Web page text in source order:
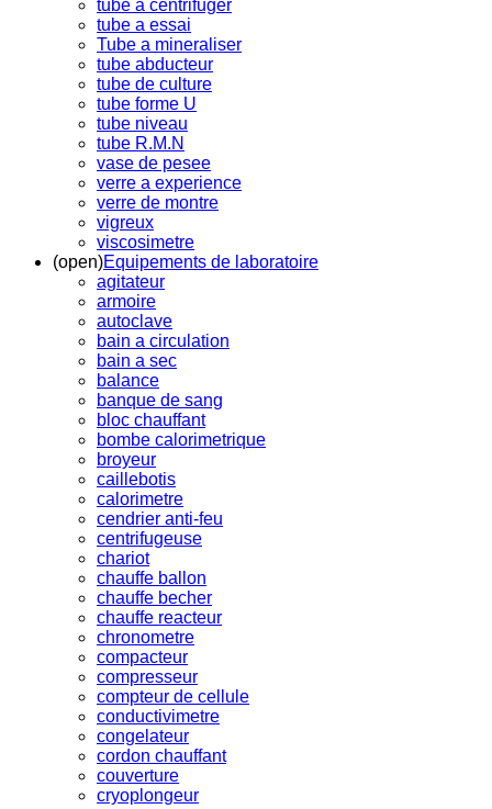
tube a centrifuger
tube a essai
Tube a mineraliser
tube abducteur
tube de culture
tube forme U
tube niveau
tube R.M.N
vase de pesee
verre a experience
verre de montre
vigreux
viscosimetre
(open)Equipements de laboratoire
agitateur
armoire
autoclave
bain a circulation
bain a sec
balance
banque de sang
bloc chauffant
bombe calorimetrique
broyeur
caillebotis
calorimetre
cendrier anti-feu
centrifugeuse
chariot
chauffe ballon
chauffe becher
chauffe reacteur
chronometre
compacteur
compresseur
compteur de cellule
conductivimetre
congelateur
cordon chauffant
couverture
cryoplongeur